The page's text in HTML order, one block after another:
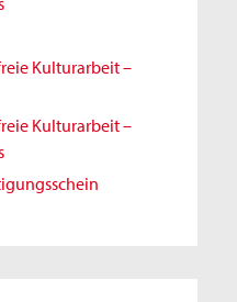
Kulturarbeit –
Kulturarbeit –